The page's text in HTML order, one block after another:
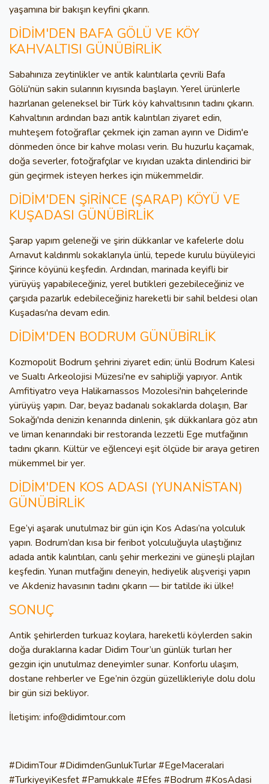
yaşamına bir bakışın keyfini çıkarın.
DİDİM'DEN BAFA GÖLÜ VE KÖY
KAHVALTISI GÜNÜBİRLİK
Sabahınıza zeytinlikler ve antik kalıntılarla çevrili Bafa
Gölü'nün sakin sularının kıyısında başlayın. Yerel ürünlerle
hazırlanan geleneksel bir Türk köy kahvaltısının tadını çıkarın.
Kahvaltının ardından bazı antik kalıntıları ziyaret edin,
muhteşem fotoğraflar çekmek için zaman ayırın ve Didim'e
dönmeden önce bir kahve molası verin. Bu huzurlu kaçamak,
doğa severler, fotoğrafçılar ve kıyıdan uzakta dinlendirici bir
gün geçirmek isteyen herkes için mükemmeldir.
DİDİM'DEN ŞİRİNCE (ŞARAP) KÖYÜ VE
KUŞADASI GÜNÜBİRLİK
Şarap yapım geleneği ve şirin dükkanlar ve kafelerle dolu
Arnavut kaldırımlı sokaklarıyla ünlü, tepede kurulu büyüleyici
Şirince köyünü keşfedin. Ardından, marinada keyifli bir
yürüyüş yapabileceğiniz, yerel butikleri gezebileceğiniz ve
çarşıda pazarlık edebileceğiniz hareketli bir sahil beldesi olan
Kuşadası'na devam edin.
DİDİM'DEN BODRUM GÜNÜBİRLİK
Kozmopolit Bodrum şehrini ziyaret edin; ünlü Bodrum Kalesi
ve Sualtı Arkeolojisi Müzesi'ne ev sahipliği yapıyor. Antik
Amfitiyatro veya Halikarnassos Mozolesi'nin bahçelerinde
yürüyüş yapın. Dar, beyaz badanalı sokaklarda dolaşın, Bar
Sokağı'nda denizin kenarında dinlenin, şık dükkanlara göz atın
ve liman kenarındaki bir restoranda lezzetli Ege mutfağının
tadını çıkarın. Kültür ve eğlenceyi eşit ölçüde bir araya getiren
mükemmel bir yer.
DİDİM'DEN KOS ADASI (YUNANİSTAN)
GÜNÜBİRLİK
Ege’yi aşarak unutulmaz bir gün için Kos Adası’na yolculuk
yapın. Bodrum’dan kısa bir feribot yolculuğuyla ulaştığınız
adada antik kalıntıları, canlı şehir merkezini ve güneşli plajları
keşfedin. Yunan mutfağını deneyin, hediyelik alışverişi yapın
ve Akdeniz havasının tadını çıkarın — bir tatilde iki ülke!
SONUÇ
Antik şehirlerden turkuaz koylara, hareketli köylerden sakin
doğa duraklarına kadar Didim Tour’un günlük turları her
gezgin için unutulmaz deneyimler sunar. Konforlu ulaşım,
dostane rehberler ve Ege’nin özgün güzellikleriyle dolu dolu
bir gün sizi bekliyor.
İletişim: info@didimtour.com
#DidimTour #DidimdenGunlukTurlar #EgeMaceralari
#TurkiyeyiKesfet #Pamukkale #Efes #Bodrum #KosAdasi